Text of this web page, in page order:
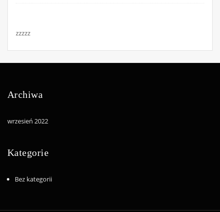
zzzzz
Archiwa
wrzesień 2022
Kategorie
Bez kategorii